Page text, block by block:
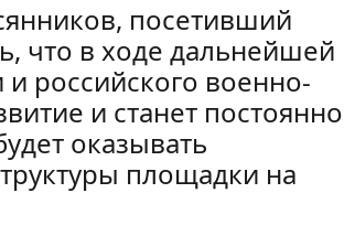
посетивший
что в ходе дальнейшей
российского военно-
и станет постоянно
оказывать
площадки на